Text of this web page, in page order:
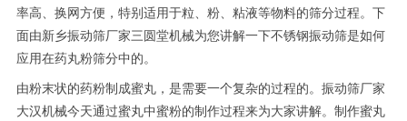
率高、换网方便，特别适用于粒、粉、粘液等物料的筛分过程。下
面由新乡振动筛厂家三圆堂机械为您讲解一下不锈钢振动筛是如何
应用在药丸粉筛分中的。
由粉末状的药粉制成蜜丸，是需要一个复杂的过程的。 振动筛厂家
大汉机械今天通过蜜丸中蜜粉的制作过程来为大家讲解。制作蜜丸